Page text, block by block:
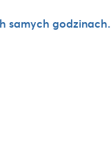
samych godzinach.